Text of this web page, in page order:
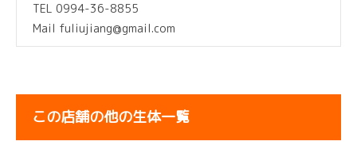
TEL 0994-36-8855
Mail fuliujiang@gmail.com
この店舗の他の生体一覧